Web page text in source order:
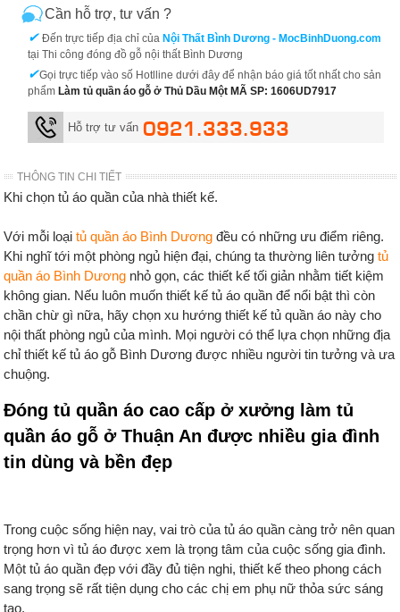
Cần hỗ trợ, tư vấn ?
✔Đến trực tiếp địa chỉ của Nội Thất Bình Dương - MocBinhDuong.com
tại Thi công đóng đồ gỗ nội thất Bình Dương
✔Gọi trực tiếp vào số Hotlline dưới đây để nhận báo giá tốt nhất cho sản
phẩm Làm tủ quần áo gỗ ở Thủ Dầu Một MÃ SP: 1606UD7917
Hỗ trợ tư vấn 0921.333.933
THÔNG TIN CHI TIẾT
Khi chọn tủ áo quần của nhà thiết kế.
Với mỗi loạitủ quần áo Bình Dương đều có những ưu điểm riêng.
Khi nghĩ tới một phòng ngủ hiện đại, chúng ta thường liên tưởngtủ
quần áo Bình Dương nhỏ gọn, các thiết kế tối giản nhằm tiết kiệm
không gian. Nếu luôn muốn thiết kế tủ áo quần để nổi bật thì còn
chần chừ gì nữa, hãy chọn xu hướng thiết kế tủ quần áo này cho
nội thất phòng ngủ của mình. Mọi người có thể lựa chọn những địa
chỉ thiết kế tủ áo gỗ Bình Dương được nhiều người tin tưởng và ưa
chuộng.
Đóng tủ quần áo cao cấp ở xưởng làm tủ
quần áo gỗ ở Thuận An được nhiều gia đình
tin dùng và bền đẹp
Trong cuộc sống hiện nay, vai trò của tủ áo quần càng trở nên quan
trọng hơn vì tủ áo được xem là trọng tâm của cuộc sống gia đình.
Một tủ áo quần đẹp với đầy đủ tiện nghi, thiết kế theo phong cách
sang trọng sẽ rất tiện dụng cho các chị em phụ nữ thỏa sức sáng
tạo.